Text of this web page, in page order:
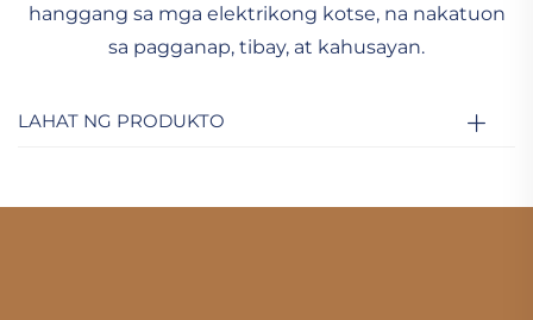
hanggang sa mga elektrikong kotse, na nakatuon
sa pagganap, tibay, at kahusayan.
LAHAT NG PRODUKTO